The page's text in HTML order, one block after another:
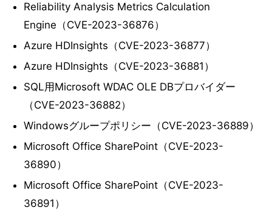
Reliability Analysis Metrics Calculation
Engine（CVE-2023-36876）
Azure HDInsights（CVE-2023-36877）
Azure HDInsights（CVE-2023-36881）
SQL用Microsoft WDAC OLE DBプロバイダー
（CVE-2023-36882）
Windowsグループポリシー（CVE-2023-36889）
Microsoft Office SharePoint（CVE-2023-
36890）
Microsoft Office SharePoint（CVE-2023-
36891）